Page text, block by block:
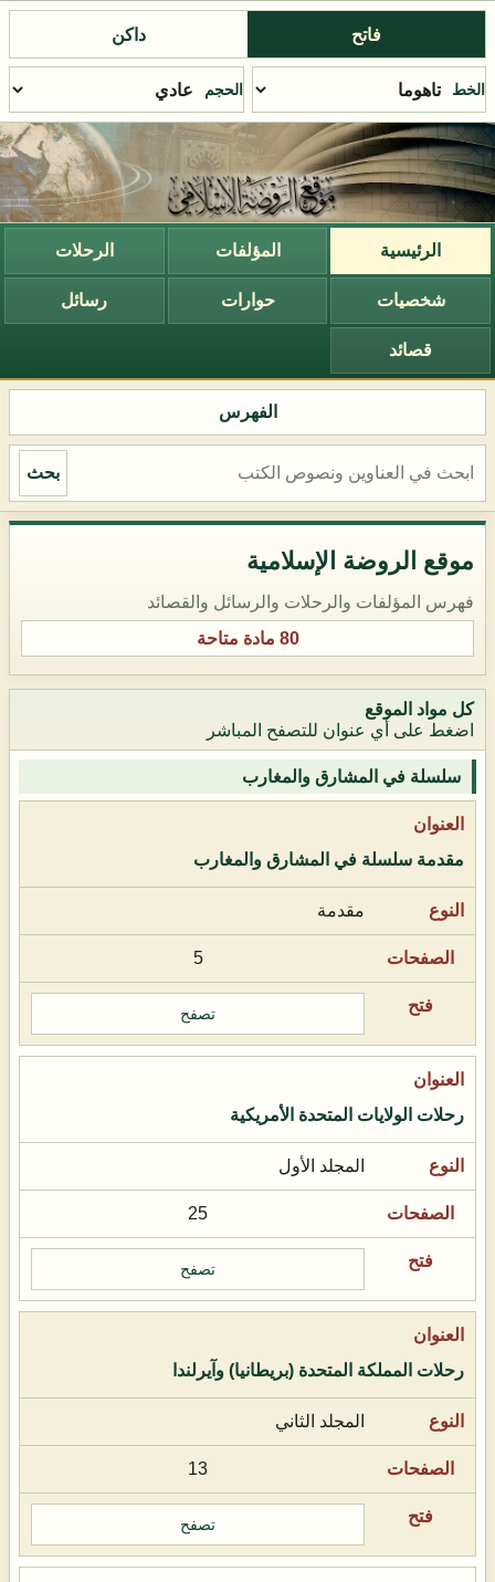
فاتح داكن
الخط الحجم
الرئيسية المؤلفات الرحلات
شخصيات حوارات رسائل
قصائد
الفهرس
بحث
موقع الروضة الإسلامية
فهرس المؤلفات والرحلات والرسائل والقصائد
80 مادة متاحة
كل مواد الموقع
اضغط على أي عنوان للتصفح المباشر
سلسلة في المشارق والمغارب
مقدمة سلسلة في المشارق والمغارب
مقدمة
5
تصفح
رحلات الولايات المتحدة الأمريكية
المجلد الأول
25
تصفح
رحلات المملكة المتحدة (بريطانيا) وآيرلندا
المجلد الثاني
13
تصفح